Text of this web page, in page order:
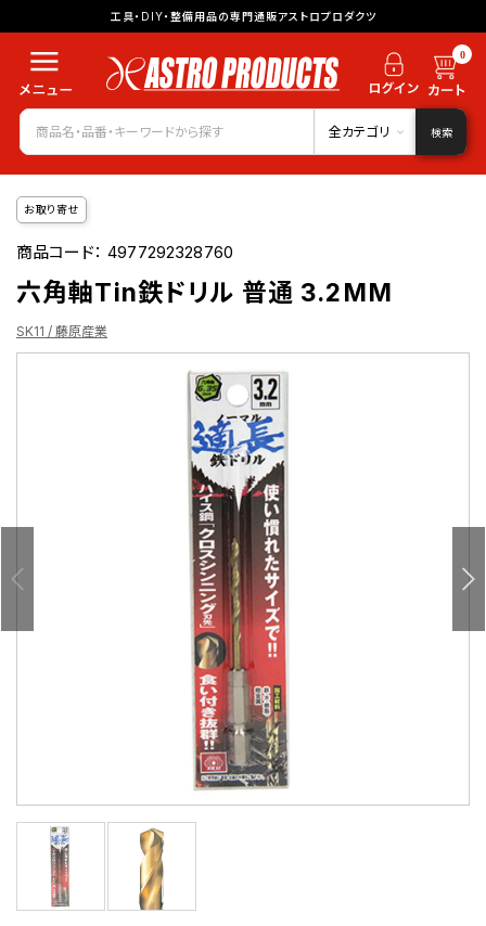
工具・DIY・整備用品の専門通販アストロプロダクツ
0
全カテゴリ 検索
お取り寄せ
商品コード：4977292328760
六角軸Tin鉄ドリル 普通 3.2MM
SK11 / 藤原産業